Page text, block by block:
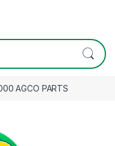
AGCO PARTS